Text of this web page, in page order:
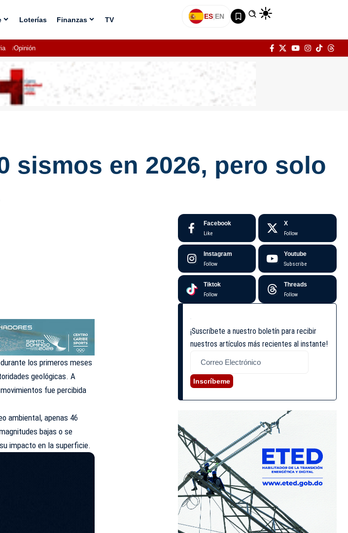
Loterías Finanzas TV ES|EN
Opinión
sismos en 2026, pero solo
los primeros meses
geológicas. A
fue percibida
ambiental, apenas 46
bajas o se
impacto en la superficie.
Facebook
Like
X
Follow
Instagram
Follow
Youtube
Subscribe
Tiktok
Follow
Threads
Follow
¡Suscríbete a nuestro boletín para recibir
nuestros artículos más recientes al instante!
Inscríbeme